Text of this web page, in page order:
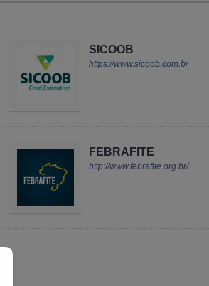
SICOOB
https://www.sicoob.com.br
FEBRAFITE
http://www.febrafite.org.br/